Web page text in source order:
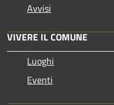
Avvisi
VIVERE IL COMUNE
Luoghi
Eventi